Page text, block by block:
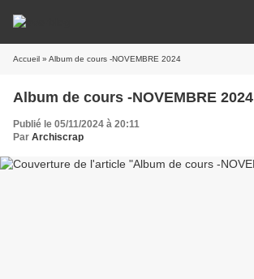
Accueil » Album de cours -NOVEMBRE 2024
Album de cours -NOVEMBRE 2024
Publié le 05/11/2024 à 20:11
Par Archiscrap